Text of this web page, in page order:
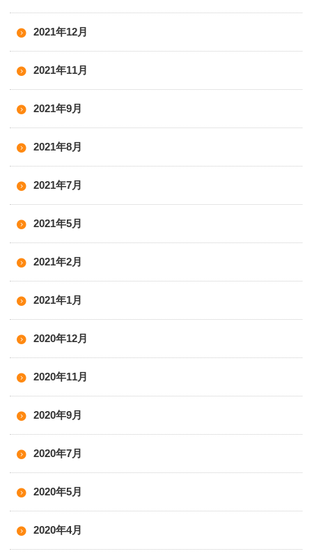
2021年12月
2021年11月
2021年9月
2021年8月
2021年7月
2021年5月
2021年2月
2021年1月
2020年12月
2020年11月
2020年9月
2020年7月
2020年5月
2020年4月